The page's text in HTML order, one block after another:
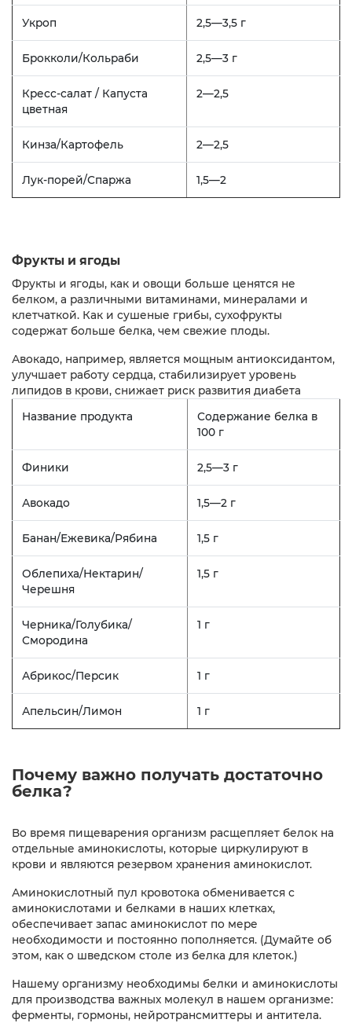
Укроп 2,5—3,5 г
Брокколи/Кольраби 2,5—3 г
Кресс-салат / Капуста
цветная
2—2,5
Кинза/Картофель 2—2,5
Лук-порей/Спаржа 1,5—2
Фрукты и ягоды
Фрукты и ягоды, как и овощи больше ценятся не
белком, а различными витаминами, минералами и
клетчаткой. Как и сушеные грибы, сухофрукты
содержат больше белка, чем свежие плоды.
Авокадо, например, является мощным антиоксидантом,
улучшает работу сердца, стабилизирует уровень
липидов в крови, снижает риск развития диабета
Название продукта
Содержание белка в
100 г
Финики 2,5—3 г
Авокадо 1,5—2 г
Банан/Ежевика/Рябина 1,5 г
Облепиха/Нектарин/
Черешня
1,5 г
Черника/Голубика/
Смородина
1 г
Абрикос/Персик 1 г
Апельсин/Лимон 1 г
Почему важно получать достаточно
белка?
Во время пищеварения организм расщепляет белок на
отдельные аминокислоты, которые циркулируют в
крови и являются резервом хранения аминокислот.
Аминокислотный пул кровотока обменивается с
аминокислотами и белками в наших клетках,
обеспечивает запас аминокислот по мере
необходимости и постоянно пополняется. (Думайте об
этом, как о шведском столе из белка для клеток.)
Нашему организму необходимы белки и аминокислоты
для производства важных молекул в нашем организме:
ферменты, гормоны, нейротрансмиттеры и антитела.